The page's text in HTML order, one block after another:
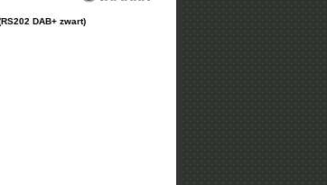
DAB+ zwart)